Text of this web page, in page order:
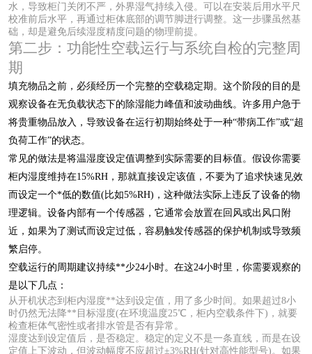
水，导致柜门关闭不严，外界湿气持续入侵。可以在安装后用水平尺
校准前后水平，再通过柜体底部的调节脚进行调整。这一步骤虽然基
础，却是避免后续湿度精度问题的物理前提。
第二步：功能性空载运行与系统自检的完整周
期
填充物品之前，必须经历一个完整的空载稳定期。这个阶段的目的是
观察设备在无负载状态下的除湿能力峰值和波动曲线。许多用户急于
将贵重物品放入，导致设备在运行初期始终处于一种“带病工作”或“超
负荷工作”的状态。
常见的做法是将温湿度设定值调整到实际需要的目标值。假设你需要
柜内湿度维持在15%RH，那就直接设定该值，不要为了追求快速见效
而设定一个*低的数值(比如5%RH)，这种做法实际上违反了设备的物
理逻辑。设备内部有一个传感器，它通常会放置在回风或出风口附
近，如果为了测试而设定过低，容易触发传感器的保护机制或导致频
繁启停。
空载运行的周期建议持续**少24小时。在这24小时里，你需要观察的
是以下几点：
从开机状态到柜内湿度**达到设定值，用了多少时间。如果超过8小
时仍然无法降**目标湿度(在环境温度25℃，柜内空载条件下)，就要
检查柜体气密性或者排水管是否有异常。
湿度达到设定值后，是否稳定。稳定的定义不是一条直线，而是在设
定值上下波动，但波动幅度不应超过±3%RH(针对高性能型号)。如果